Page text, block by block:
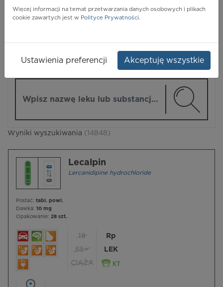
Wyniki wyszukiwania (14848)
Lecalpin
Lercanidipine hydrochloride
Postać: tabl. powl.
Dawka: 10 mg
Opakowanie: 28 szt.
18
65+
CIĄŻA
Rp
LEK
Więcej informacji na temat przetwarzania danych osobowych i plikach
cookie zawartych jest w Polityce Prywatności.
Ustawienia preferencji Akceptuję wszystkie